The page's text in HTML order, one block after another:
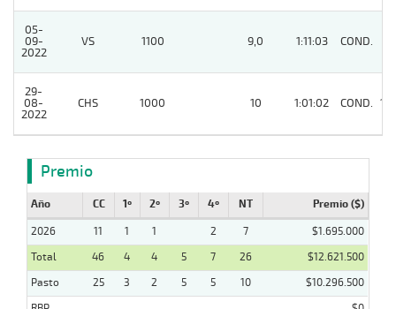
05-
09-
2022
VS 1100 9,0 1:11:03 COND.
29-
08-
2022
CHS 1000 10 1:01:02 COND. 10
Premio
Año CC 1º 2º 3º 4º NT Premio ($)
2026 11 1 1 2 7
$1.695.000
Total
46 4 4 5 7 26
$12.621.500
Pasto
25 3 2 5 5 10
$10.296.500